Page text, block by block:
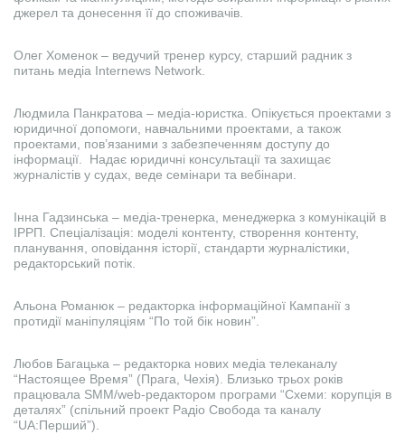
джерел та донесення її до споживачів.
Олег Хоменок – ведучий тренер курсу, старший радник з
питань медіа Internews Network.
Людмила Панкратова – медіа-юристка. Опікується проектами з
юридичної допомоги, навчальними проектами, а також
проектами, пов’язаними з забезпеченням доступу до
інформації. Надає юридичні консультації та захищає
журналістів у судах, веде семінари та вебінари.
Інна Гадзинська – медіа-тренерка, менеджерка з комунікацій в
ІРРП. Спеціалізація: моделі контенту, створення контенту,
планування, оповідання історії, стандарти журналістики,
редакторський потік.
Альона Романюк – редакторка інформаційної Кампанії з
протидії маніпуляціям “По той бік новин”.
Любов Багацька – редакторка нових медіа телеканалу
“Настоящее Время” (Прага, Чехія). Близько трьох років
працювала SMM/web-редактором програми “Схеми: корупція в
деталях” (спільний проект Радіо Свобода та каналу
“UA:Перший”).